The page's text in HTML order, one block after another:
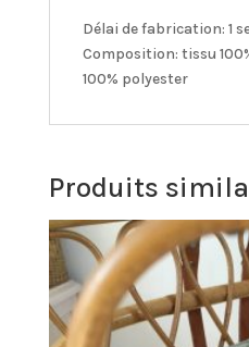
Délai de fabrication: 1
Composition: tissu
100% polyester
Produits